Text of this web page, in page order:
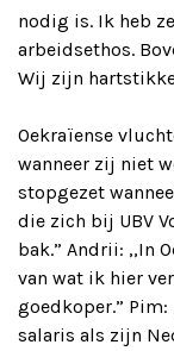
nodig is. Ik heb
arbeidsethos.
Wij zijn
Oekraïense
wanneer zij niet
stopgezet
die zich bij UBV
bak.” Andrii: ,,In
van wat ik hier
goedkoper.”
salaris als zijn